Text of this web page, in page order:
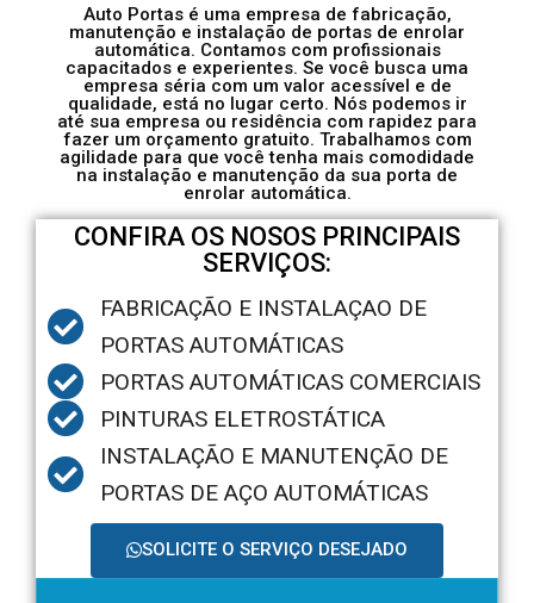
Auto Portas é uma empresa de fabricação,
manutenção e instalação de portas de enrolar
automática. Contamos com profissionais
capacitados e experientes. Se você busca uma
empresa séria com um valor acessível e de
qualidade, está no lugar certo. Nós podemos ir
até sua empresa ou residência com rapidez para
fazer um orçamento gratuito. Trabalhamos com
agilidade para que você tenha mais comodidade
na instalação e manutenção da sua porta de
enrolar automática.
CONFIRA OS NOSOS PRINCIPAIS
SERVIÇOS:
FABRICAÇÃO E INSTALAÇAO DE
PORTAS AUTOMÁTICAS
PORTAS AUTOMÁTICAS COMERCIAIS
PINTURAS ELETROSTÁTICA
INSTALAÇÃO E MANUTENÇÃO DE
PORTAS DE AÇO AUTOMÁTICAS
SOLICITE O SERVIÇO DESEJADO